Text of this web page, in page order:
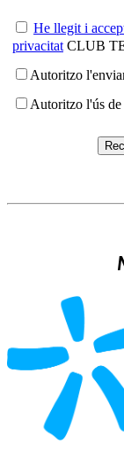
He llegit i
privacitat CLUB
Autoritzo
Autoritzo l'ús